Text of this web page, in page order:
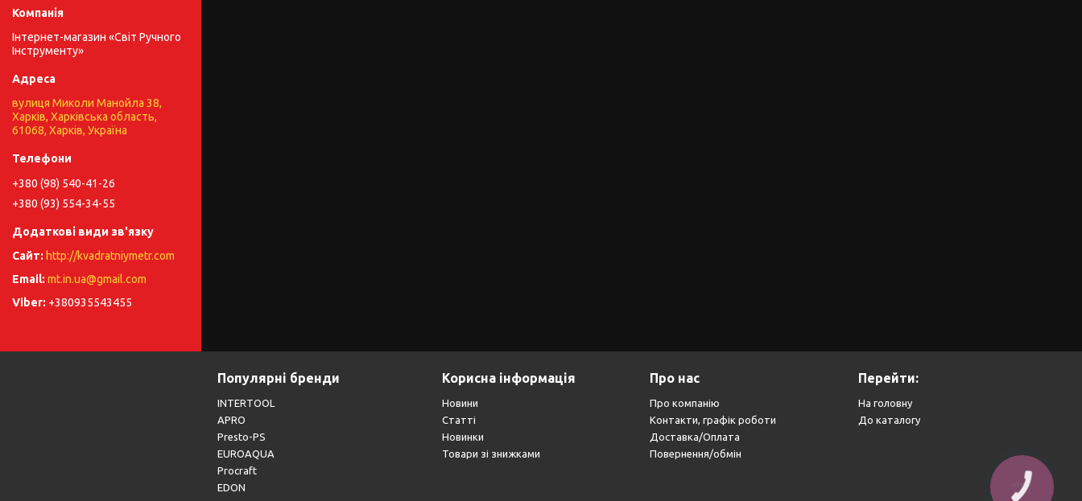
Інтернет-магазин «Світ Ручного
Інструменту»
вулиця Миколи Манойла 38,
Харків, Харківська область,
61068, Харків, Україна
+380 (98) 540-41-26
+380 (93) 554-34-55
http://kvadratniymetr.com
mt.in.ua@gmail.com
+380935543455
Популярні бренди
INTERTOOL
APRO
Presto-PS
EUROAQUA
Procraft
EDON
Корисна інформація
Новини
Статті
Новинки
Товари зі знижками
Про нас
Про компанію
Контакти, графік роботи
Доставка/Оплата
Повернення/обмін
Перейти:
На головну
До каталогу
КНОПКА
ЗВ'ЯЗКУ